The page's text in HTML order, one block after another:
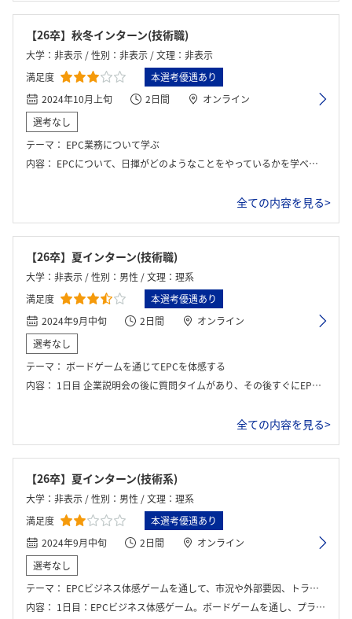
【26卒】秋冬インターン(技術職)
大学：非表示 / 性別：非表示 / 文理：非表示
満足度
本選考優遇あり
2024年10月上旬
2日間
オンライン
選考なし
テーマ： EPC業務について学ぶ
内容： EPCについて、日揮がどのようなことをやっているかを学べた。また、社員との交流機会が設けられ、会社理解につながった。
全ての内容を見る>
【26卒】夏インターン(技術職)
大学：非表示 / 性別：男性 / 文理：理系
満足度
本選考優遇あり
2024年9月中旬
2日間
オンライン
選考なし
テーマ： ボードゲームを通じてEPCを体感する
内容： 1日目 企業説明会の後に質問タイムがあり、その後すぐにEPC体感ボードゲームをグループワークとして行いました。内容は、ある仮想国でのプロジェクトを進めていく上で扱う製品や現地スタッフへの配慮など、様々な選択をしていくというものでした。 2日目 社員さんとの交流がメインでした。専門エキスパート、プロジェクトマネジメント、新規事業推進など複数の属性の社員さんが参加されており、日揮の事業を総合的に理解することができました。
全ての内容を見る>
【26卒】夏インターン(技術系)
大学：非表示 / 性別：男性 / 文理：理系
満足度
本選考優遇あり
2024年9月中旬
2日間
オンライン
選考なし
テーマ： EPCビジネス体感ゲームを通して、市況や外部要因、トラブルの影響が大きいプラントエンジニアリング業界を学ぶ。
内容： 1日目：EPCビジネス体感ゲーム。ボードゲームを通し、プラントの設計(Engineering)、調達(Procurement)、建設(Construction)業務を体験した。 2日目：社員との交流会。日揮グローバル(海外部隊)、日揮(国内部隊)それぞれの社員や、専門エキスパート、プロジェクトマネジメント、新規事業推進など様々な部署の方の経歴の紹介や座談会。